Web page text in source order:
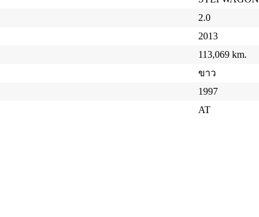
2.0
2013
113,069 km.
ขาว
1997
AT